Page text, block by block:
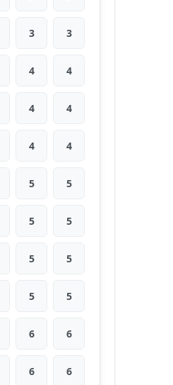
3 3
4 4
4 4
4 4
5 5
5 5
5 5
5 5
6 6
6 6